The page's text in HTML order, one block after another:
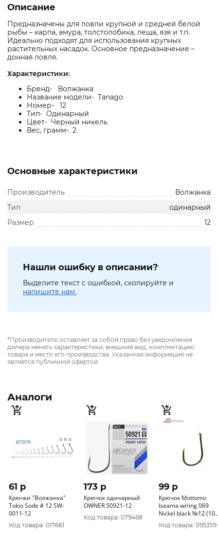
Описание
Предназначены для ловли крупной и средней белой
рыбы – карпа, амура, толстолобика, леща, язя и т.п.
Идеально подходят для использования крупных
растительных насадок. Основное предназначение –
донная ловля.
Характеристики:
Бренд- Волжанка
Название модели- Tanago
Номер- 12
Тип- Одинарный
Цвет- Черный никель
Вес, грамм- 2
Основные характеристики
Производитель
Волжанка
Тип
одинарный
Размер
12
Нашли ошибку в описании?
Выделите текст с ошибкой, скопируйте и
напишите нам.
*Производитель оставляет за собой право без уведомления
дилера менять характеристики, внешний вид, комплектацию
товара и место его производства. Указанная информация не
является публичной офертой
Аналоги
61 p
Крючки "Волжанка"
Tokio Sode # 12 SW-
0011-12
Код товара: 017681
173 p
Крючок одинарный
OWNER 50921-12
Код товара: 079468
99 p
Крючок Mottomo
Iseama w/ring 069
Nickel black №12 (10
Код товара: 095359